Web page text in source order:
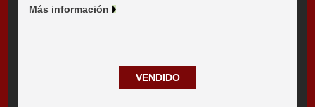
Más información
VENDIDO